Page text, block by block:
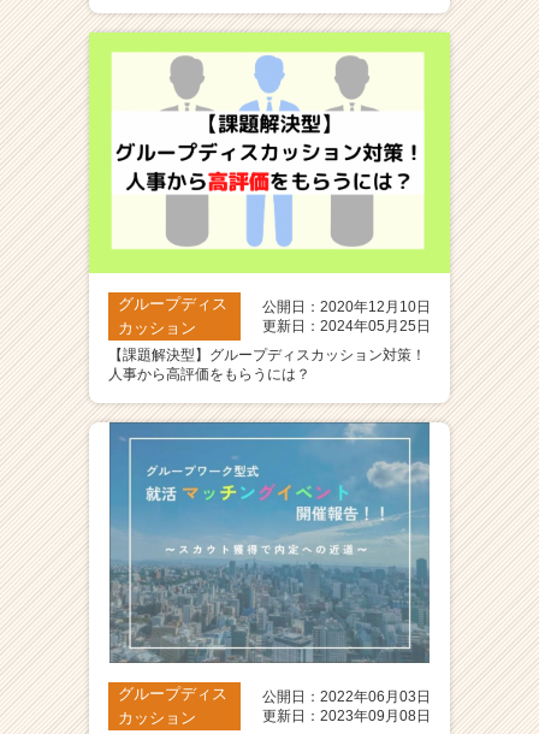
（C
h
e
e
C
a
グループディス
カッション
公開日：2020年12月10日
更新日：2024年05月25日
【課題解決型】グループディスカッション対策！
人事から高評価をもらうには？
グループディス
カッション
公開日：2022年06月03日
更新日：2023年09月08日